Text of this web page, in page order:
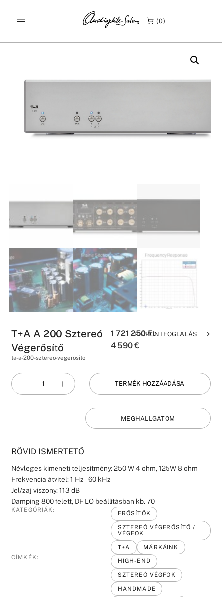
0
KEZDŐLAP TERMÉKEK
/
T+A A 200 SZTEREÓ VÉGERŐSÍTŐ
IDŐPONTFOGLALÁS
T+A A 200 Sztereó
Végerősítő
ta-a-200-sztereo-vegerosito
1 721 250Ft
4 590€
TERMÉK HOZZÁADÁSA
MEGHALLGATOM
RÖVID ISMERTETŐ
Névleges kimeneti teljesítmény: 250 W 4 ohm, 125W 8 ohm
Frekvencia átvitel: 1 Hz – 60 kHz
Jel/zaj viszony: 113 dB
Damping 800 felett, DF LO beállításban kb. 70
KATEGÓRIÁK:
ERŐSÍTŐK
SZTEREÓ VÉGERŐSÍTŐ /
VÉGFOK
T+A
MÁRKÁINK
CÍMKÉK:
HIGH-END
SZTEREÓ VÉGFOK
HANDMADE